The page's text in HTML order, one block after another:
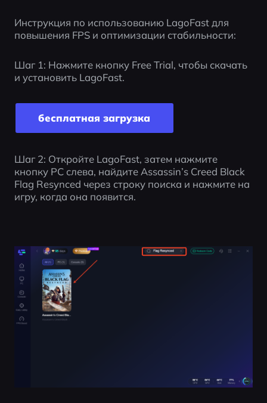
Инструкция по использованию LagoFast для
повышения FPS и оптимизации стабильности:
Шаг 1: Нажмите кнопку Free Trial, чтобы скачать
и установить LagoFast.
бесплатная загрузка
Шаг 2: Откройте LagoFast, затем нажмите
кнопку PC слева, найдите Assassin’s Creed Black
Flag Resynced через строку поиска и нажмите на
игру, когда она появится.